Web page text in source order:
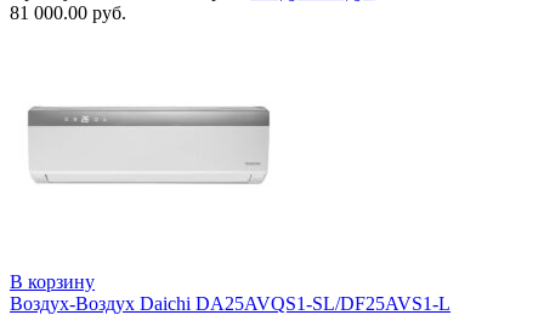
81 000.00 руб.
В корзину
Воздух-Воздух Daichi DA25AVQS1-SL/DF25AVS1-L